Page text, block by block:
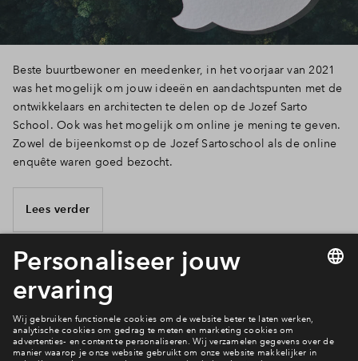
Beste buurtbewoner en meedenker, in het voorjaar van 2021
was het mogelijk om jouw ideeën en aandachtspunten met de
ontwikkelaars en architecten te delen op de Jozef Sarto
School. Ook was het mogelijk om online je mening te geven.
Zowel de bijeenkomst op de Jozef Sartoschool als de online
enquête waren goed bezocht.
Lees verder